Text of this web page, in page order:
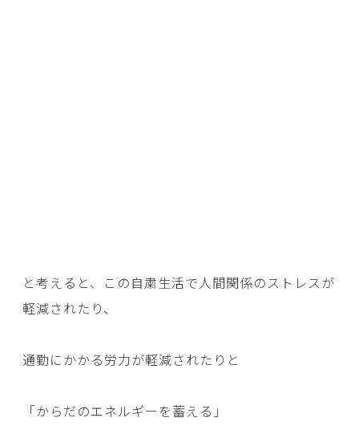
と考えると、この自粛生活で人間関係のストレスが
軽減されたり、
通勤にかかる労力が軽減されたりと
「からだのエネルギーを蓄える」